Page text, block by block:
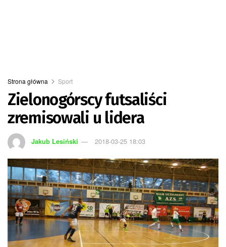
Strona główna Sport
Zielonogórscy futsaliści
zremisowali u lidera
Jakub Lesiński 2018-03-25 18:03